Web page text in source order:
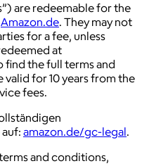
are redeemable for the
Amazon.de. They may not
for a fee, unless
at
ﬁnd the full terms and
for 10 years from the
fees.
amazon.de/gc-legal.
and conditions,